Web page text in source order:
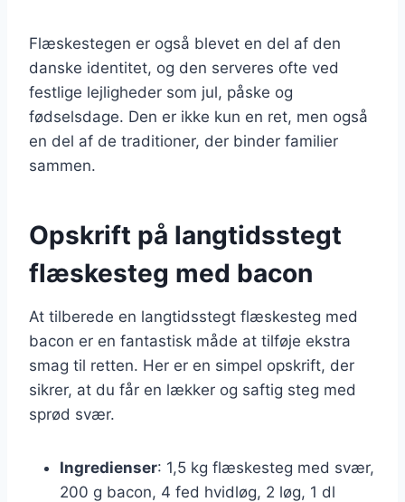
Flæskestegen er også blevet en del af den
danske identitet, og den serveres ofte ved
festlige lejligheder som jul, påske og
fødselsdage. Den er ikke kun en ret, men også
en del af de traditioner, der binder familier
sammen.
Opskrift på langtidsstegt
flæskesteg med bacon
At tilberede en langtidsstegt flæskesteg med
bacon er en fantastisk måde at tilføje ekstra
smag til retten. Her er en simpel opskrift, der
sikrer, at du får en lækker og saftig steg med
sprød svær.
Ingredienser: 1,5 kg flæskesteg med svær,
200 g bacon, 4 fed hvidløg, 2 løg, 1 dl